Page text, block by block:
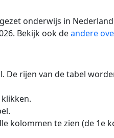
onderwijs in
Bekijk ook deandere
De rijen van de tabel
kolommen te zien (de 1e